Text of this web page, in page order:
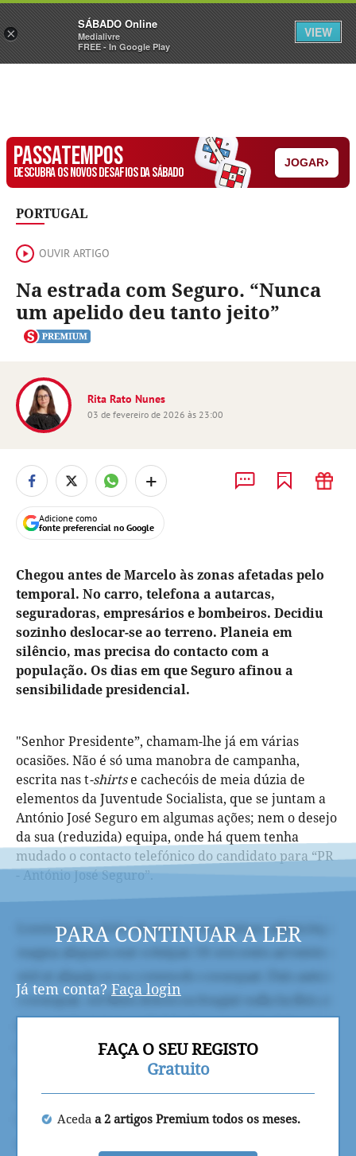
Sábado Assine Iniciar Sessão
PASSATEMPOS
DESCUBRA OS NOVOS DESAFIOS DA SÁBADO
JOGAR›
PORTUGAL
OUVIR ARTIGO
Na estrada com Seguro. “Nunca
um apelido deu tanto jeito”
Rita Rato Nunes
03 de fevereiro de 2026 às 23:00
+
Adicione como
fonte preferencial no Google
Chegou antes de Marcelo às zonas afetadas pelo
temporal. No carro, telefona a autarcas,
seguradoras, empresários e bombeiros. Decidiu
sozinho deslocar-se ao terreno. Planeia em
silêncio, mas precisa do contacto com a
população. Os dias em que Seguro afinou a
sensibilidade presidencial.
"Senhor Presidente”, chamam-lhe já em várias
ocasiões. Não é só uma manobra de campanha,
escrita nas t-shirtse cachecóis de meia dúzia de
elementos da Juventude Socialista, que se juntam a
António José Seguro em algumas ações; nem o desejo
da sua (reduzida) equipa, onde há quem tenha
mudado o contacto telefónico do candidato para “PR
- António José Seguro”.
PARA CONTINUAR A LER
Já tem conta? Faça login
FAÇA O SEU REGISTO
Gratuito
Aceda a 2 artigos Premium todos os meses.
×
SÁBADO Online
Medialivre
FREE - In Google Play
VIEW